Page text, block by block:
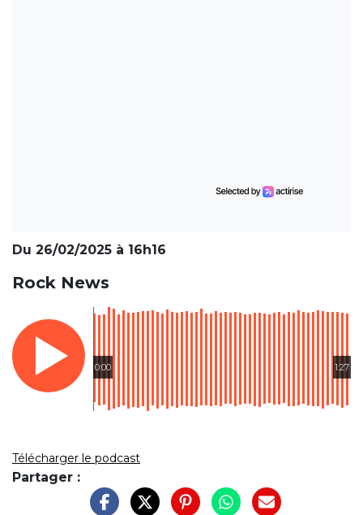
Du 26/02/2025 à 16h16
Rock News
0:00 1:27
Télécharger le podcast
Partager :